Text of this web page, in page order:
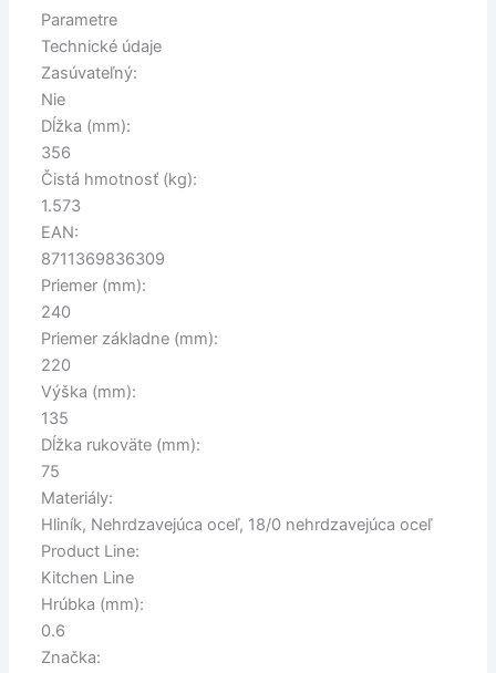
Parametre
Technické údaje
Zasúvateľný:
Nie
Dĺžka (mm):
356
Čistá hmotnosť (kg):
1.573
EAN:
8711369836309
Priemer (mm):
240
Priemer základne (mm):
220
Výška (mm):
135
Dĺžka rukoväte (mm):
75
Materiály:
Hliník, Nehrdzavejúca oceľ, 18/0 nehrdzavejúca oceľ
Product Line:
Kitchen Line
Hrúbka (mm):
0.6
Značka: